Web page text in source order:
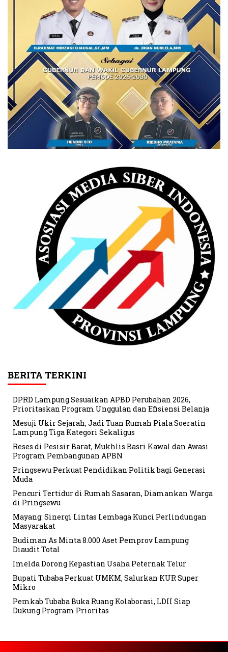
BERITA TERKINI
DPRD Lampung Sesuaikan APBD Perubahan 2026,
Prioritaskan Program Unggulan dan Efisiensi Belanja
Mesuji Ukir Sejarah, Jadi Tuan Rumah Piala Soeratin
Lampung Tiga Kategori Sekaligus
Reses di Pesisir Barat, Mukhlis Basri Kawal dan Awasi
Program Pembangunan APBN
Pringsewu Perkuat Pendidikan Politik bagi Generasi
Muda
Pencuri Tertidur di Rumah Sasaran, Diamankan Warga
di Pringsewu
Mayang: Sinergi Lintas Lembaga Kunci Perlindungan
Masyarakat
Budiman As Minta 8.000 Aset Pemprov Lampung
Diaudit Total
Imelda Dorong Kepastian Usaha Peternak Telur
Bupati Tubaba Perkuat UMKM, Salurkan KUR Super
Mikro
Pemkab Tubaba Buka Ruang Kolaborasi, LDII Siap
Dukung Program Prioritas